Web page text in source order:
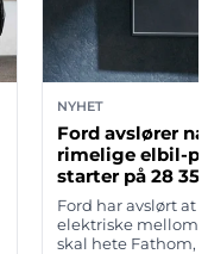
NYHET
Ford avslører
rimelige elbil-
starter på 28
Ford har avslørt at
elektriske
skal hete Fathom,